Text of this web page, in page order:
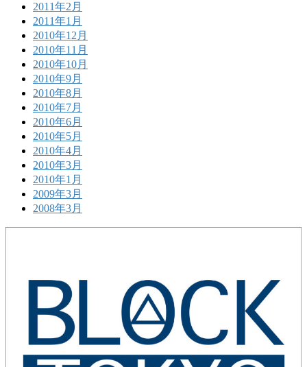
2011年2月
2011年1月
2010年12月
2010年11月
2010年10月
2010年9月
2010年8月
2010年7月
2010年6月
2010年5月
2010年4月
2010年3月
2010年1月
2009年3月
2008年3月